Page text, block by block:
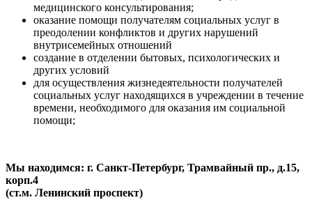
медицинского консультирования;
оказание помощи получателям социальных услуг в
преодолении конфликтов и других нарушений
внутрисемейных отношений
создание в отделении бытовых, психологических и
других условий
для осуществления жизнедеятельности получателей
социальных услуг находящихся в учреждении в течение
времени, необходимого для оказания им социальной
помощи;
Мы находимся: г. Санкт-Петербург, Трамвайный пр., д.15,
корп.4
(ст.м. Ленинский проспект)